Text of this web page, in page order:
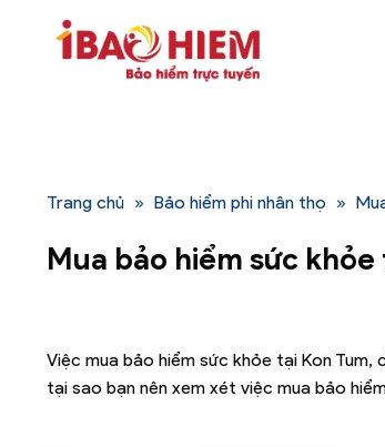
Trang chủ » Bảo hiểm phi nhân thọ »
Mua bảo hiểm sức khỏe
Việc mua bảo hiểm sức khỏe tại Kon
tại sao bạn nên xem xét việc mua bảo